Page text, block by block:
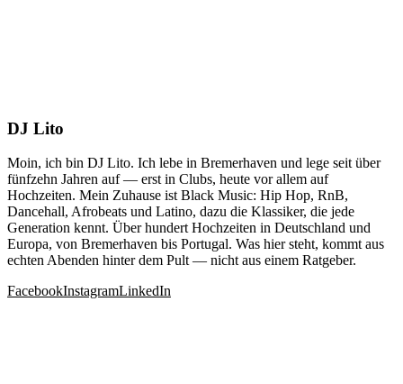
DJ Lito
Moin, ich bin DJ Lito. Ich lebe in Bremerhaven und lege seit über
fünfzehn Jahren auf — erst in Clubs, heute vor allem auf
Hochzeiten. Mein Zuhause ist Black Music: Hip Hop, RnB,
Dancehall, Afrobeats und Latino, dazu die Klassiker, die jede
Generation kennt. Über hundert Hochzeiten in Deutschland und
Europa, von Bremerhaven bis Portugal. Was hier steht, kommt aus
echten Abenden hinter dem Pult — nicht aus einem Ratgeber.
FacebookInstagramLinkedIn